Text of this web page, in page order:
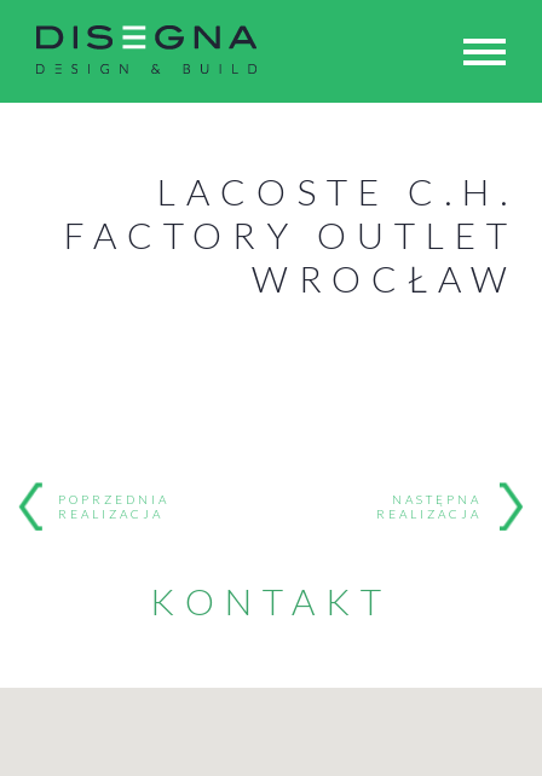
LACOSTE C.H.
FACTORY OUTLET
WROCŁAW
POPRZEDNIA
REALIZACJA
NASTĘPNA
REALIZACJA
KONTAKT